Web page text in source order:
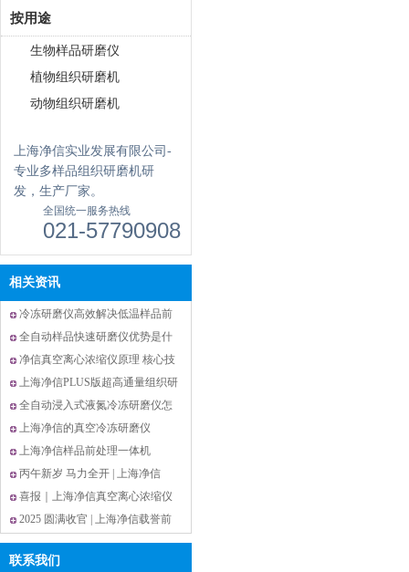
按用途
生物样品研磨仪
植物组织研磨机
动物组织研磨机
上海净信实业发展有限公司-
专业多样品组织研磨机研
发，生产厂家。
全国统一服务热线
021-57790908
相关资讯
冷冻研磨仪高效解决低温样品前
处理中样品活性被破坏难题
全自动样品快速研磨仪优势是什
么？
净信真空离心浓缩仪原理 核心技
术打造高效样品浓缩解决方案
上海净信PLUS版超高通量组织研
磨仪|解锁大通量样品前处理新效
率
全自动浸入式液氮冷冻研磨仪怎
么选?上海净信这款解锁高效研磨
新体验
上海净信的真空冷冻研磨仪
JXCL-ZK更适合研磨胶原蛋白？
上海净信样品前处理一体机
JXYQ-5实验室多功能样本处理设
备
丙午新岁 马力全开 | 上海净信
2026春节放假通知
喜报｜上海净信真空离心浓缩仪
市占 13.75% 稳居全国第二
2025 圆满收官 | 上海净信载誉前
行，以技术创新谱写国产仪器硬
实力
联系我们